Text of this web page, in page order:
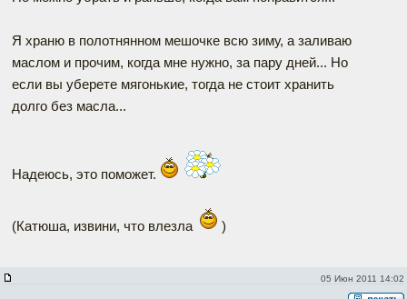
Я храню в полотнянном мешочке всю зиму, а заливаю
маслом и прочим, когда мне нужно, за пару дней... Но
если вы уберете мягонькие, тогда не стоит хранить
долго без масла...
Надеюсь, это поможет.
(Катюша, извини, что влезла )
05 Июн 2011 14:02